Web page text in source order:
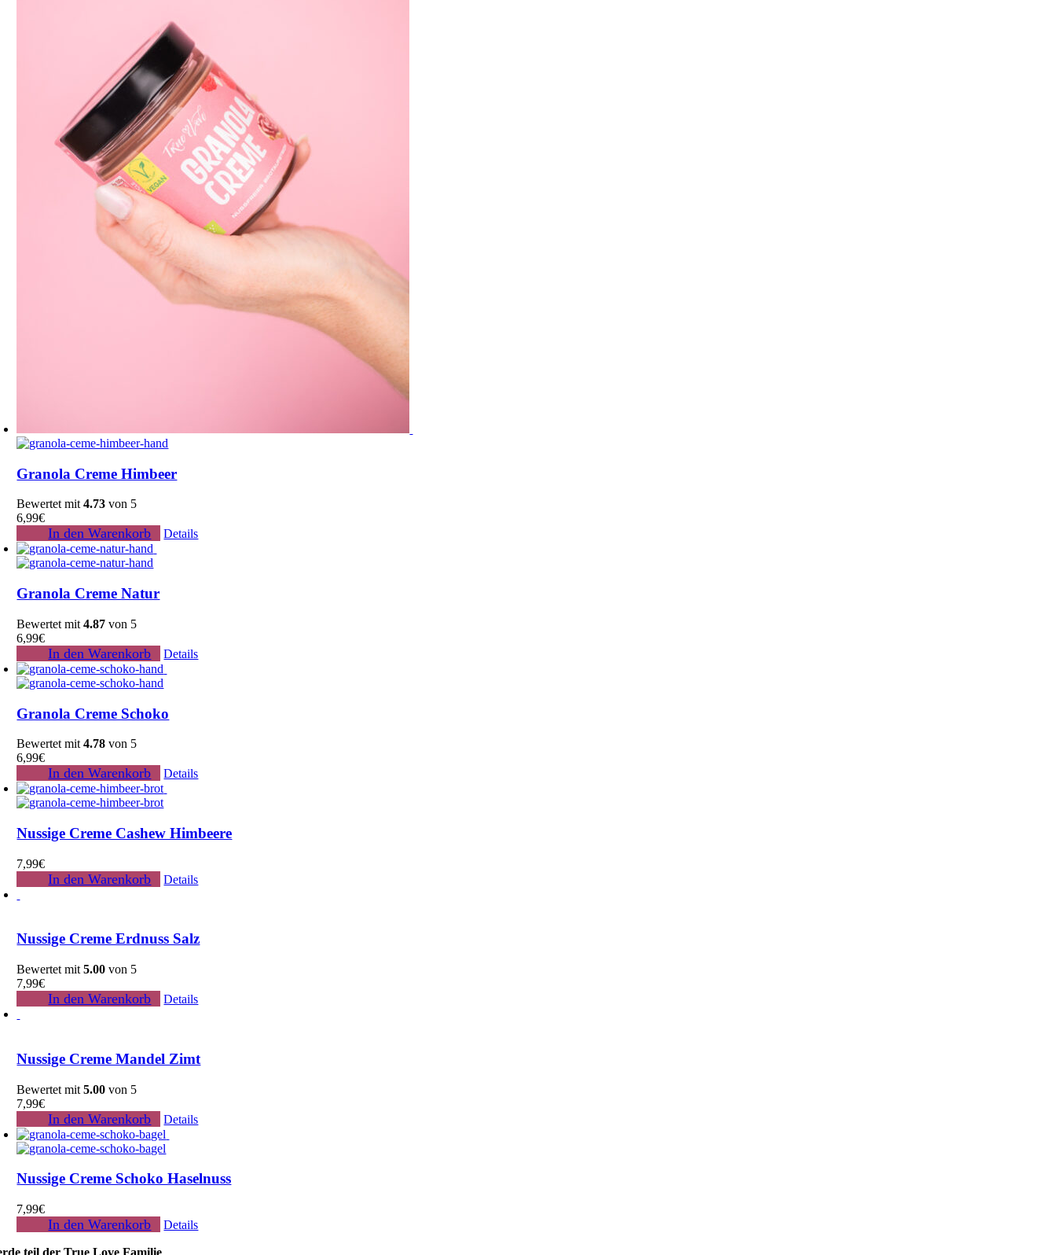
Granola Creme Himbeer
Bewertet mit4.73 von 5
6,99€
In den Warenkorb Details
Granola Creme Natur
Bewertet mit4.87 von 5
6,99€
In den Warenkorb Details
Granola Creme Schoko
Bewertet mit4.78 von 5
6,99€
In den Warenkorb Details
Nussige Creme Cashew Himbeere
7,99€
In den Warenkorb Details
Nussige Creme Erdnuss Salz
Bewertet mit5.00 von 5
7,99€
In den Warenkorb Details
Nussige Creme Mandel Zimt
Bewertet mit5.00 von 5
7,99€
In den Warenkorb Details
Nussige Creme Schoko Haselnuss
7,99€
In den Warenkorb Details
teil der True Love Familie